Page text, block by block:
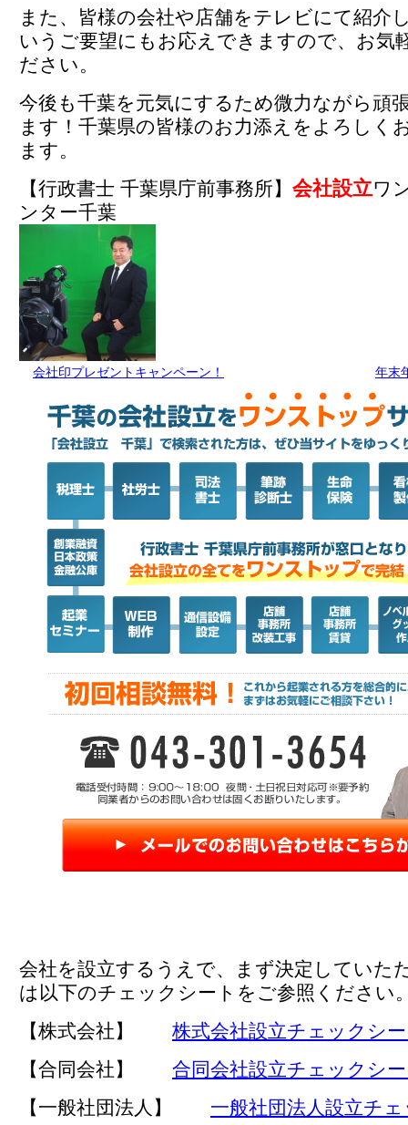
また、皆様の会社や店舗をテレビにて紹介
いうご要望にもお応えできますので、お気
ださい。
今後も千葉を元気にするため微力ながら頑
ます！千葉県の皆様のお力添えをよろしく
ます。
【行政書士 千葉県庁前事務所】 会社設立ワ
ンター千葉
会社印プレゼントキャンペーン！ 年末
会社を設立するうえで、まず決定していた
は以下のチェックシートをご参照ください
【株式会社】 株式会社設立チェックシ
【合同会社】 合同会社設立チェックシ
【一般社団法人】 一般社団法人設立チ